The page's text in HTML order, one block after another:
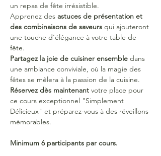
un repas de fête irrésistible.
Apprenez des astuces de présentation et
des combinaisons de saveurs qui ajouteront
une touche d'élégance à votre table de
fête.
Partagez la joie de cuisiner ensemble dans
une ambiance conviviale, où la magie des
fêtes se mêlera à la passion de la cuisine.
Réservez dès maintenant votre place pour
ce cours exceptionnel "Simplement
Délicieux" et préparez-vous à des réveillons
mémorables.
Minimum 6 participants par cours.